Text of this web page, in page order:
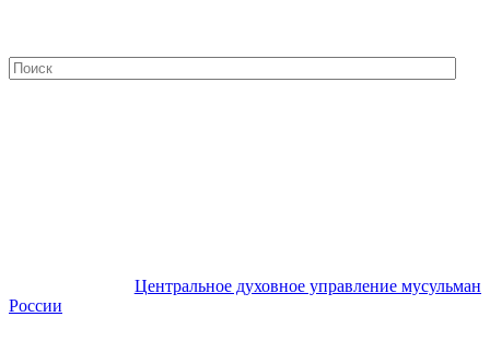
Центральное духовное управление мусульман
России